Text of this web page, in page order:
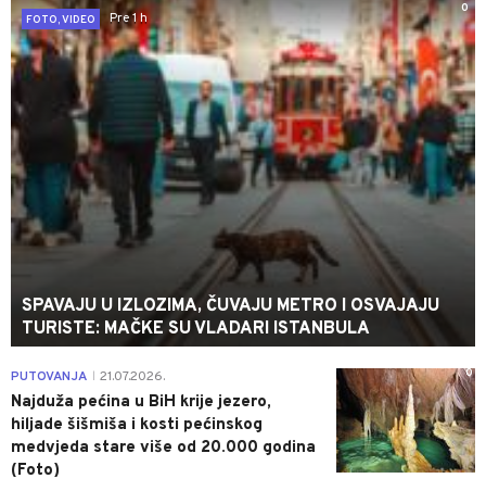
0
FOTO, VIDEO
Pre 1 h
SPAVAJU U IZLOZIMA, ČUVAJU METRO I OSVAJAJU
TURISTE: MAČKE SU VLADARI ISTANBULA
0
PUTOVANJA 21.07.2026.
Najduža pećina u BiH krije jezero,
hiljade šišmiša i kosti pećinskog
medvjeda stare više od 20.000 godina
(Foto)